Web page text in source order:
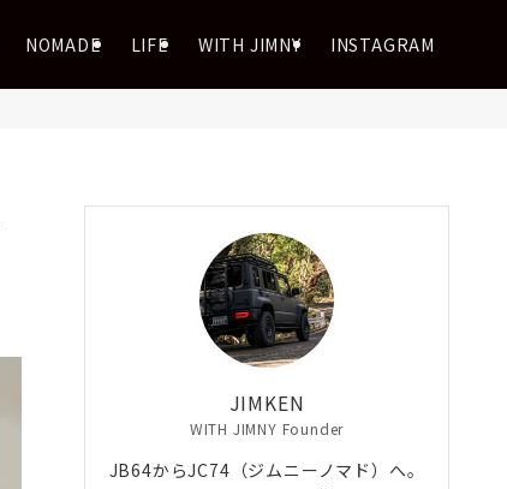
NOMADE LIFE WITH JIMNY INSTAGRAM
JIMKEN
WITH JIMNY Founder
JB64からJC74（ジムニーノマド）へ。